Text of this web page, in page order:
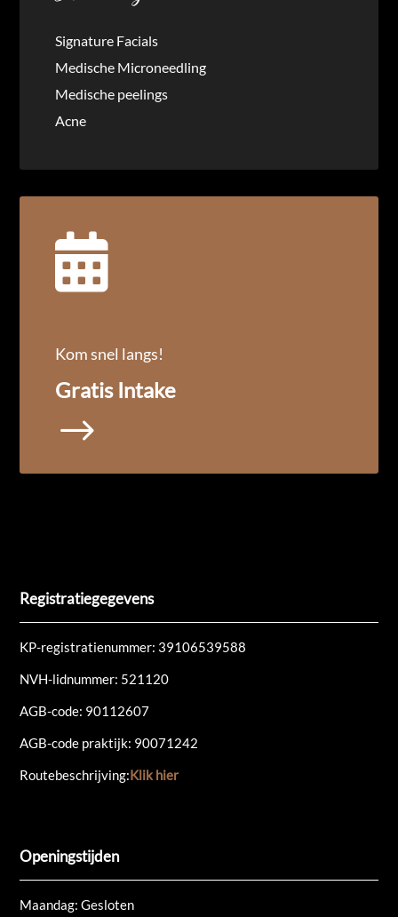
Signature Facials
Medische Microneedling
Medische peelings
Acne

Kom snel langs!
Gratis Intake
$
Registratiegegevens
KP-registratienummer: 39106539588
NVH-lidnummer: 521120
AGB-code: 90112607
AGB-code praktijk: 90071242
Routebeschrijving:Klik hier
Openingstijden
Maandag: Gesloten